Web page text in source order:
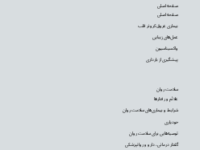
سلامت روان
علائم و رفتارها
شرایط و بیماری‌های سلامت روان
خودیاری
توصیه‌‌هایی برای سلامت روان
گفتار درمانی، دارو و روانپزشکی
صفحه اصلی
صفحه اصلی
بیماری عروق کرونر قلب
عمل‌های زیبایی
واکسیناسیون
پیشگیری از بارداری